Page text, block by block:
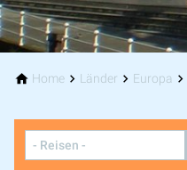
Home Länder Europa